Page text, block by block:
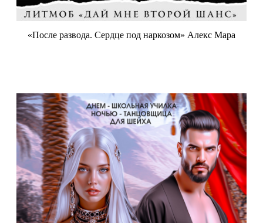
«После развода. Сердце под наркозом» Алекс Мара